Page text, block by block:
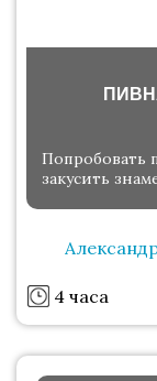
Попробовать
закусить
4 часа